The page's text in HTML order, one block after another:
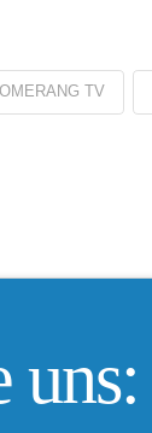
TV
uns: